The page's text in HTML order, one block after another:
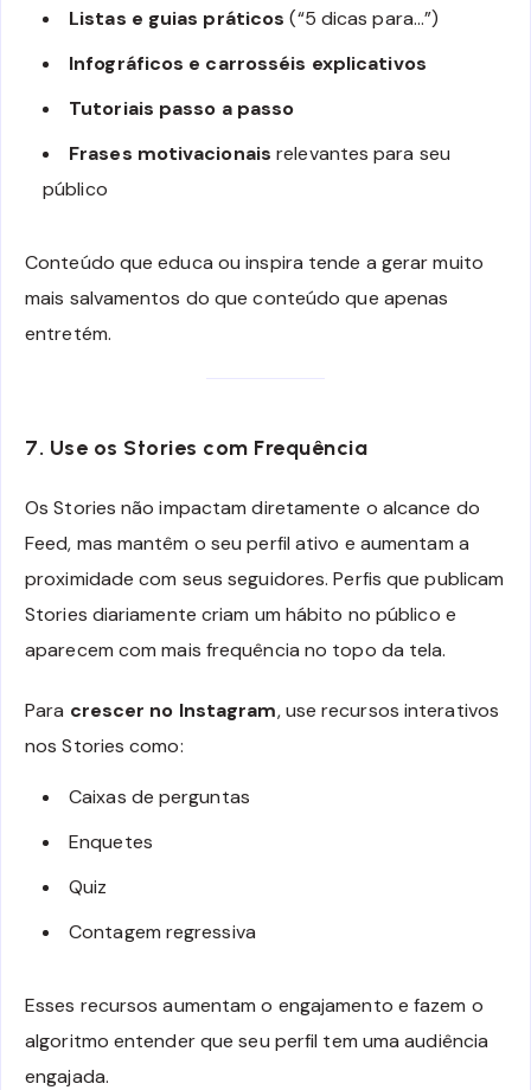
Listas e guias práticos (“5 dicas para…”)
Infográficos e carrosséis explicativos
Tutoriais passo a passo
Frases motivacionais relevantes para seu
público
Conteúdo que educa ou inspira tende a gerar muito
mais salvamentos do que conteúdo que apenas
entretém.
7. Use os Stories com Frequência
Os Stories não impactam diretamente o alcance do
Feed, mas mantêm o seu perfil ativo e aumentam a
proximidade com seus seguidores. Perfis que publicam
Stories diariamente criam um hábito no público e
aparecem com mais frequência no topo da tela.
Para crescer no Instagram, use recursos interativos
nos Stories como:
Caixas de perguntas
Enquetes
Quiz
Contagem regressiva
Esses recursos aumentam o engajamento e fazem o
algoritmo entender que seu perfil tem uma audiência
engajada.